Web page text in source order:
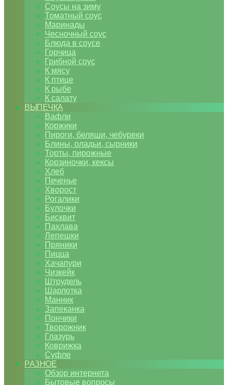
Соусы на зиму
Томатный соус
Маринады
Чесночный соус
Блюда в соусе
Горчица
Грибной соус
К мясу
К птице
К рыбе
К салату
ВЫПЕЧКА
Вафли
Коржики
Пироги, беляши, чебуреки
Блины, оладьи, сырники
Торты, пирожные
Корзиночки, кексы
Хлеб
Печенье
Хворост
Рогалики
Булочки
Бисквит
Пахлава
Лепешки
Пряники
Пицца
Хачапури
Чизкейк
Штрудель
Шарлотка
Манник
Запеканка
Пончики
Творожник
Глазурь
Коврижка
Суфле
РАЗНОЕ
Обзор интернета
Бытовые вопросы